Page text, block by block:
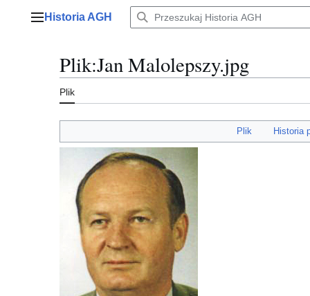
Menu główne
Historia AGH
Plik:Jan Malolepszy.jpg
Plik
Plik Historia